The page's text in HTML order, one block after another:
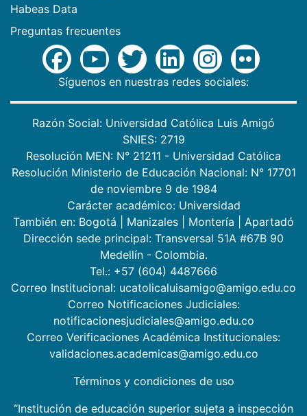
Habeas Data
Preguntas frecuentes
Síguenos en nuestras redes sociales:
Razón Social: Universidad Católica Luis Amigó
SNIES: 2719
Resolución MEN: N° 21211 - Universidad Católica
Resolución Ministerio de Educación Nacional: N° 17701
de noviembre 9 de 1984
Carácter académico: Universidad
También en: Bogotá Manizales Montería
Apartadó
Dirección sede principal: Transversal 51A #67B 90
Medellín - Colombia.
Tel.: +57 (604) 4487666
Correo Institucional: ucatolicaluisamigo@amigo.edu.co
Correo Notificaciones Judiciales:
notificacionesjudiciales@amigo.edu.co
Correo Verificaciones Académica Institucionales:
validaciones.academicas@amigo.edu.co
Términos y condiciones de uso
“Institución de educación superior sujeta a inspección